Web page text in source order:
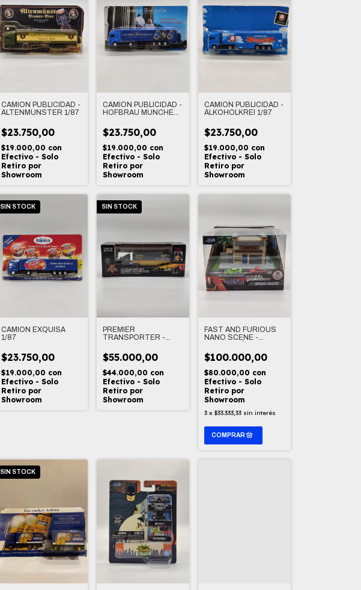
CAMION PUBLICIDAD -
ALTENMUNSTER 1/87
$23.750,00
$19.000,00 con
Efectivo - Solo
Retiro por
Showroom
CAMION PUBLICIDAD -
HOFBRAU MUNCHEN
$23.750,00
$19.000,00 con
Efectivo - Solo
Retiro por
Showroom
CAMION PUBLICIDAD -
ALKOHOLKREI 1/87
$23.750,00
$19.000,00 con
Efectivo - Solo
Retiro por
Showroom
SIN STOCK
CAMION EXQUISA
1/87
$23.750,00
$19.000,00 con
Efectivo - Solo
Retiro por
Showroom
SIN STOCK
PREMIER
TRANSPORTER -
$55.000,00
$44.000,00 con
Efectivo - Solo
Retiro por
Showroom
FAST AND FURIOUS
NANO SCENE -
RAPIDO Y FURIOSO
1/87
$100.000,00
$80.000,00 con
Efectivo - Solo
Retiro por
Showroom
3 x $33.333,33 sin interés
SIN STOCK